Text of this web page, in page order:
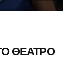
ΘΕΑΤΡΟ